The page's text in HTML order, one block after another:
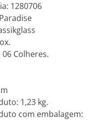
1280706
Colheres.
1,23 kg.
com embalagem: